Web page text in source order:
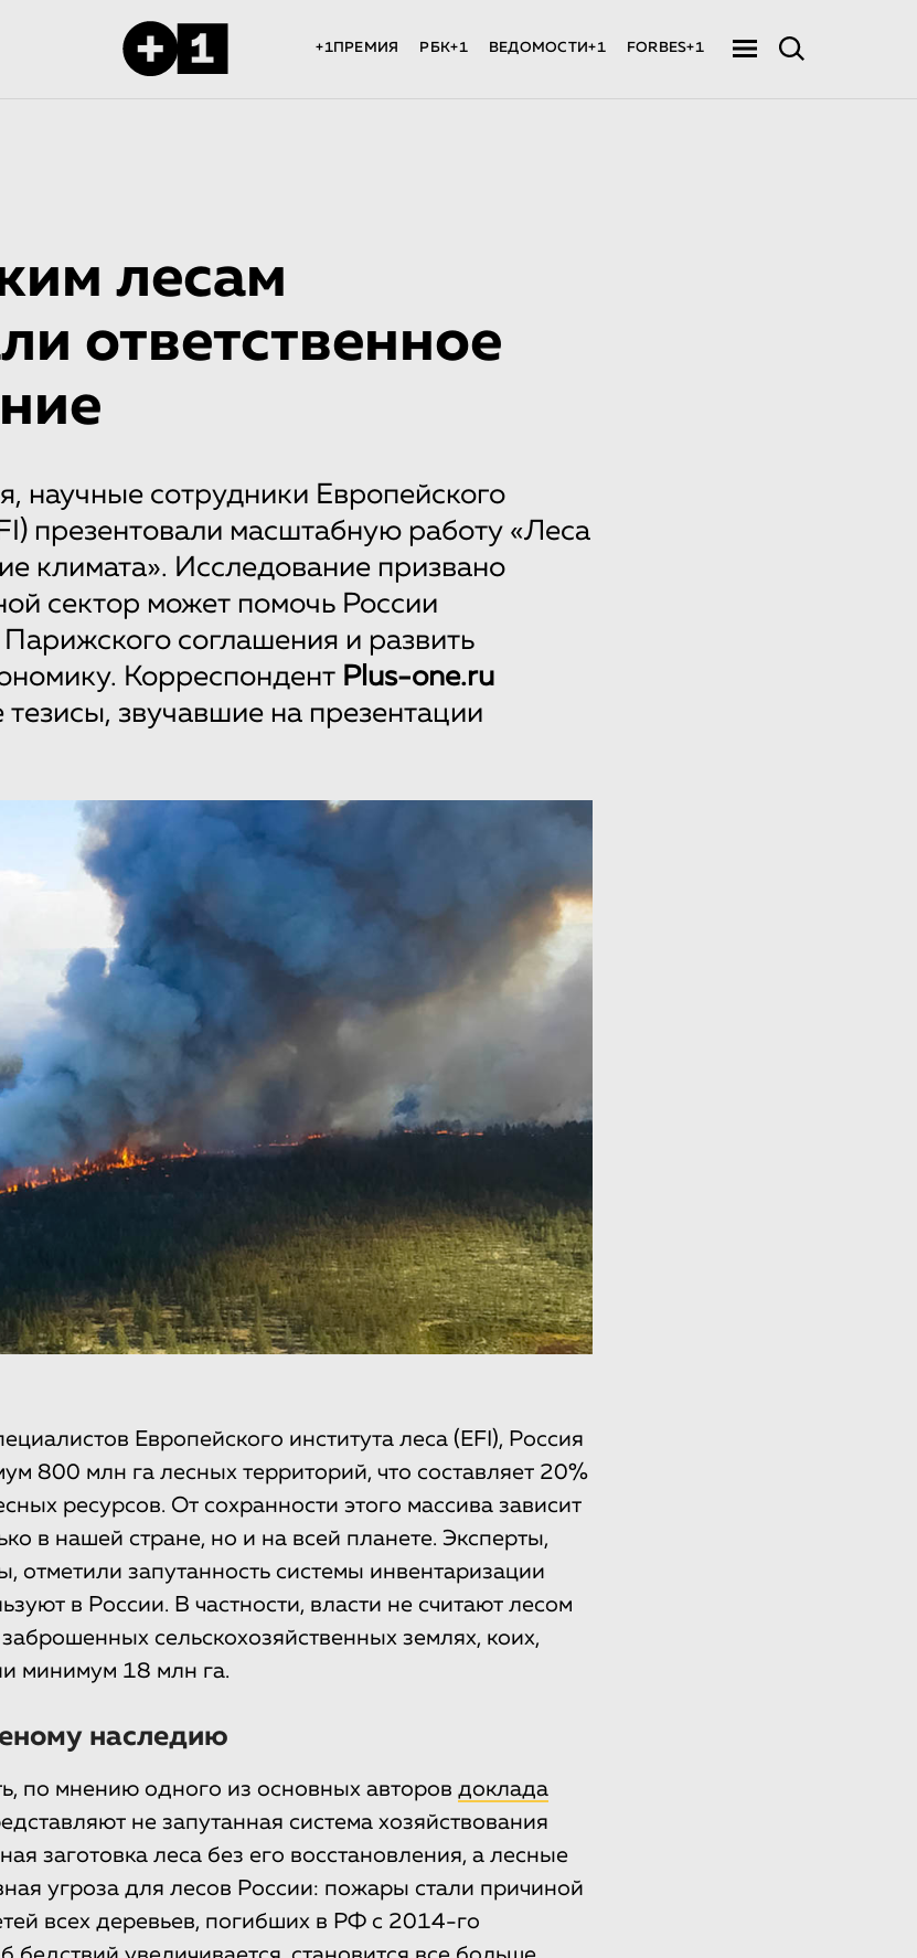
+1ПРЕМИЯ РБК+1 ВЕДОМОСТИ+1 FORBES+1
лесам
ответственное
научные сотрудники Европейского
презентовали масштабную работу «Леса
климата». Исследование призвано
сектор может помочь России
соглашения и развить
Корреспондент Plus-one.ru
тезисы, звучавшие на презентации
Европейского института леса (EFI), Россия
800 млн га лесных территорий, что составляет 20%
ресурсов. От сохранности этого массива зависит
в нашей стране, но и на всей планете. Эксперты,
отметили запутанность системы инвентаризации
в России. В частности, власти не считают лесом
сельскохозяйственных землях, коих,
минимум 18 млн га.
наследию
по мнению одного из основных авторов доклада
не запутанная система хозяйствования
заготовка леса без его восстановления, а лесные
угроза для лесов России: пожары стали причиной
всех деревьев, погибших в РФ с 2014-го